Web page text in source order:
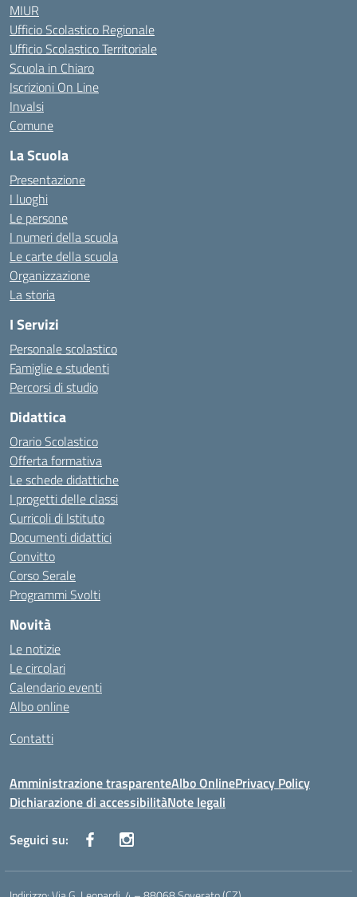
MIUR
Ufficio Scolastico Regionale
Ufficio Scolastico Territoriale
Scuola in Chiaro
Iscrizioni On Line
Invalsi
Comune
La Scuola
Presentazione
I luoghi
Le persone
I numeri della scuola
Le carte della scuola
Organizzazione
La storia
I Servizi
Personale scolastico
Famiglie e studenti
Percorsi di studio
Didattica
Orario Scolastico
Offerta formativa
Le schede didattiche
I progetti delle classi
Curricoli di Istituto
Documenti didattici
Convitto
Corso Serale
Programmi Svolti
Novità
Le notizie
Le circolari
Calendario eventi
Albo online
Contatti
Amministrazione trasparenteAlbo OnlinePrivacy Policy
Dichiarazione di accessibilitàNote legali
Seguici su: